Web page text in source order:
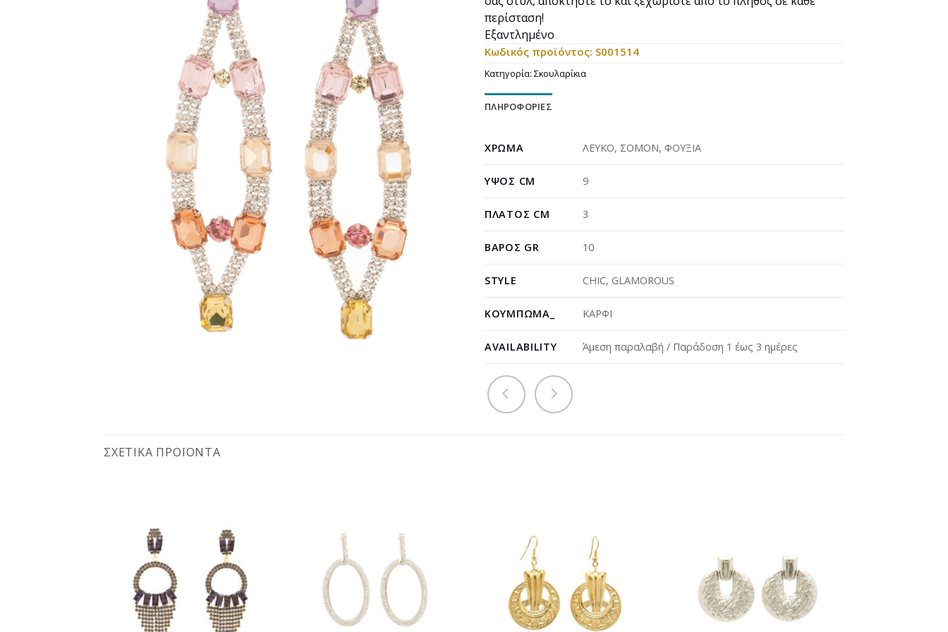
περίσταση!
Εξαντλημένο
Κωδικός προϊόντος: S001514
Κατηγορία: Σκουλαρίκια
ΠΛΗΡΟΦΟΡΊΕΣ
ΧΡΏΜΑ ΛΕΥΚΟ, ΣΟΜΟΝ, ΦΟΥΞΙΑ
ΎΨΟΣ CM 9
ΠΛΆΤΟΣ CM 3
ΒΆΡΟΣ GR 10
STYLE CHIC, GLAMOROUS
ΚΟΎΜΠΩΜΑ_ ΚΑΡΦΙ
AVAILABILITY Άμεση παραλαβή / Παράδοση 1 έως 3 ημέρες
ΣΧΕΤΙΚΆ ΠΡΟΪΌΝΤΑ
Προσθήκη
wishlist